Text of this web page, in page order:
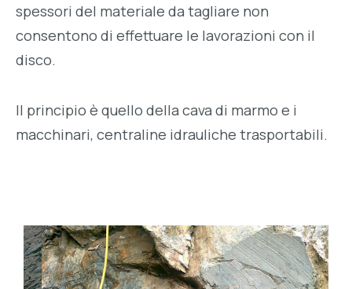
spessori del materiale da tagliare non
consentono di effettuare le lavorazioni con il
disco.
Il principio è quello della cava di marmo e i
macchinari, centraline idrauliche trasportabili.